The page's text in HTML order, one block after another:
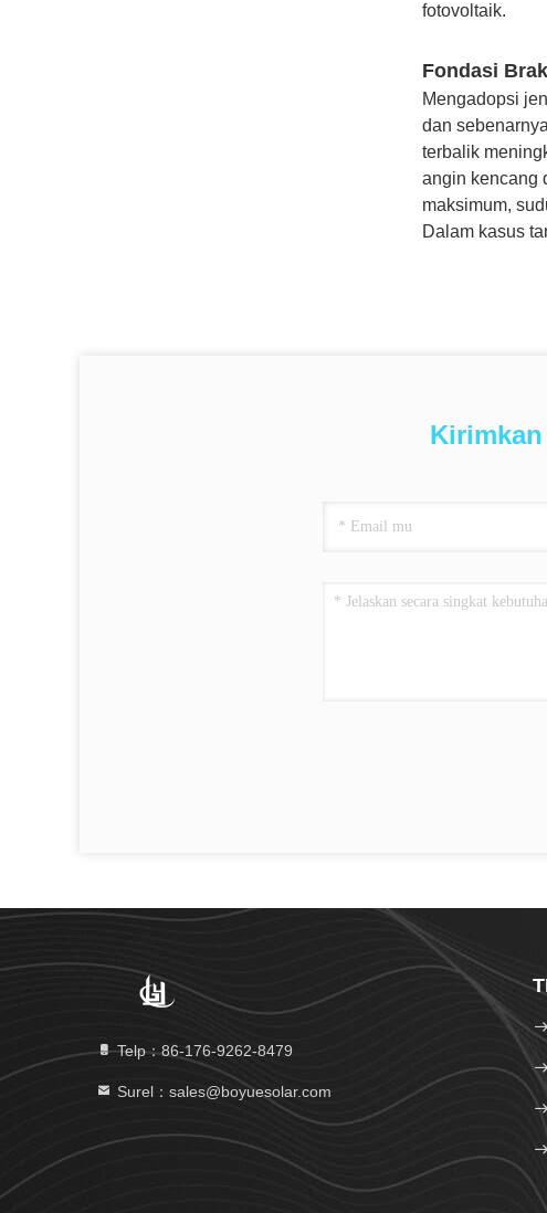
fotovoltaik.
Fondasi
Mengadopsi
dan
terbalik
angin kencang
maksimum,
Dalam kasus
Telp：86-176-9262-8479
Surel：sales@boyuesolar.com